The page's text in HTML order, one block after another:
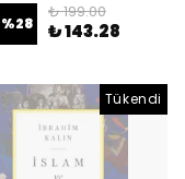
%28
₺ 199.00
₺ 143.28
Tükendi